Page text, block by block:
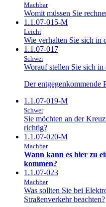
Machbar
Womit müssen Sie
1.1.07-015-M
Leicht
Wie verhalten Sie sich in
1.1.07-017
Schwer
Worauf stellen Sie sich in
Der
1.1.07-019-M
Schwer
Sie möchten an der
richtig?
1.1.07-020-M
Machbar
Wann kann es hier zu
kommen?
1.1.07-023
Machbar
Was sollten Sie bei
Straßenverkehr beachten?